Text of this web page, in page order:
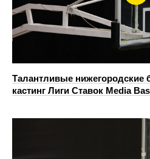
Талантливые нижегородские
кастинг Лиги Ставок Media